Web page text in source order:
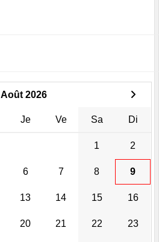
Août 2026
Je Ve Sa Di
1 2
6 7 8 9
13 14 15 16
20 21 22 23